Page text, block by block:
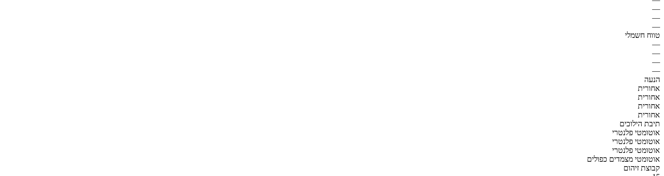
—
—
—
טווח חשמלי
—
—
—
—
הנעה
אחורית
אחורית
אחורית
אחורית
תיבת הילוכים
אוטומטי פלנטרי
אוטומטי פלנטרי
אוטומטי פלנטרי
אוטומטי מצמדים כפולים
קבוצת זיהום